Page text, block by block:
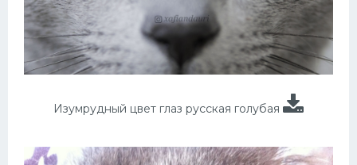
Изумрудный цвет глаз русская голубая